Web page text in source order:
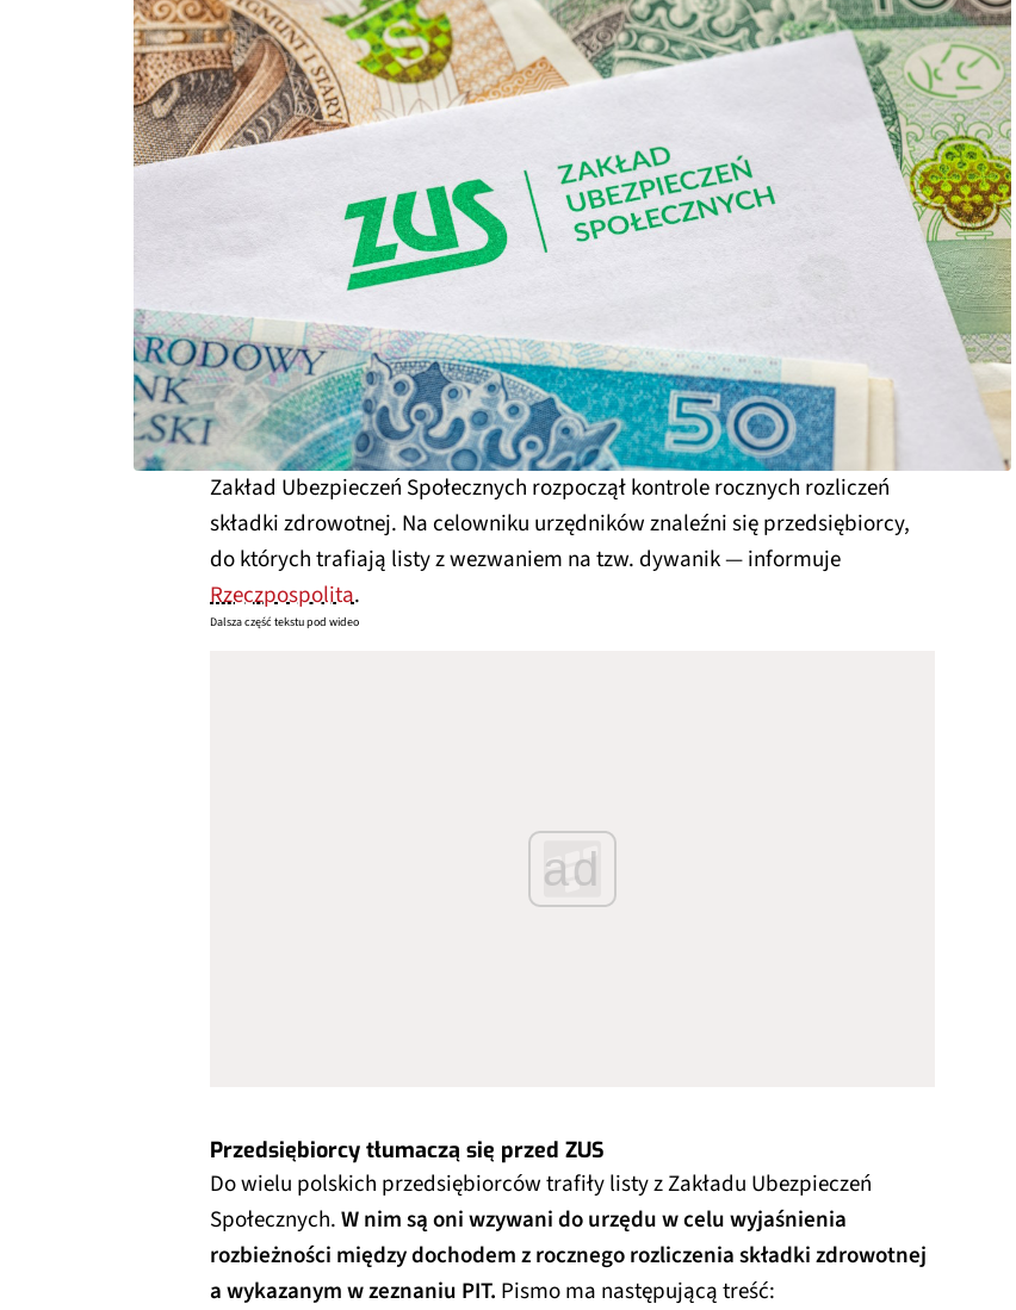
Zakład Ubezpieczeń Społecznych rozpoczął kontrole rocznych rozliczeń
składki zdrowotnej. Na celowniku urzędników znaleźni się przedsiębiorcy,
do których trafiają listy z wezwaniem na tzw. dywanik — informuje
Rzeczpospolita.
Dalsza część tekstu pod wideo
ad
Przedsiębiorcy tłumaczą się przed ZUS
Do wielu polskich przedsiębiorców trafiły listy z Zakładu Ubezpieczeń
Społecznych.W nim są oni wzywani do urzędu w celu wyjaśnienia
rozbieżności między dochodem z rocznego rozliczenia składki zdrowotnej
a wykazanym w zeznaniu PIT. Pismo ma następującą treść: